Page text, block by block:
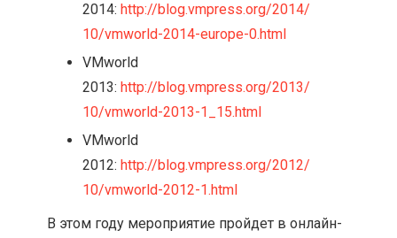
2014:http://blog.vmpress.org/2014/
10/vmworld-2014-europe-0.html
VMworld
2013:http://blog.vmpress.org/2013/
10/vmworld-2013-1_15.html
VMworld
2012:http://blog.vmpress.org/2012/
10/vmworld-2012-1.html
В этом году мероприятие пройдет в онлайн-